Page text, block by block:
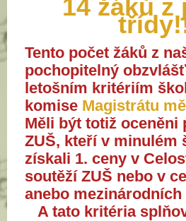
14 žáků z
Tento počet žáků z
pochopitelný
letošním kritériím
komise Magistrátu
Měli být totiž oceněni
ZUŠ, kteří v minulém
získali 1. ceny v
soutěží ZUŠ nebo v
anebo
A tato kritéria